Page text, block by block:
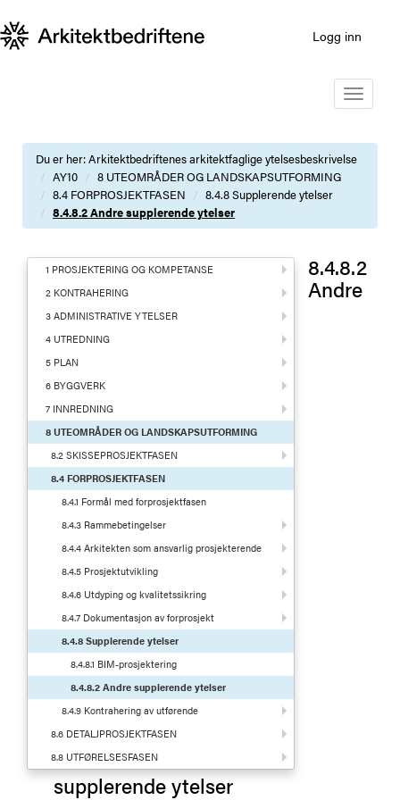
Logg inn
Toggle
Du er her:Arkitektbedriftenes arkitektfaglige ytelsesbeskrivelse
AY10
8 UTEOMRÅDER OG LANDSKAPSUTFORMING
8.4 FORPROSJEKTFASEN
8.4.8 Supplerende ytelser
8.4.8.2 Andre supplerende ytelser
1 PROSJEKTERING OG KOMPETANSE
2 KONTRAHERING
3 ADMINISTRATIVE YTELSER
4 UTREDNING
5 PLAN
6 BYGGVERK
7 INNREDNING
8 UTEOMRÅDER OG LANDSKAPSUTFORMING
8.2 SKISSEPROSJEKTFASEN
8.4 FORPROSJEKTFASEN
8.4.1 Formål med forprosjektfasen
8.4.3 Rammebetingelser
8.4.4 Arkitekten som ansvarlig prosjekterende
8.4.5 Prosjektutvikling
8.4.6 Utdyping og kvalitetssikring
8.4.7 Dokumentasjon av forprosjekt
8.4.8 Supplerende ytelser
8.4.8.1 BIM-prosjektering
8.4.8.2 Andre supplerende ytelser
8.4.9 Kontrahering av utførende
8.6 DETALJPROSJEKTFASEN
8.8 UTFØRELSESFASEN
8.4.8.2
Andre
supplerende ytelser